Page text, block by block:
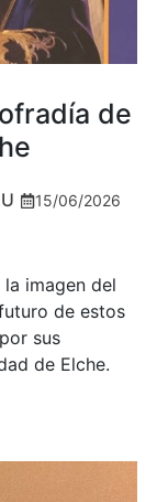
de
15/06/2026
imagen del
de estos
sus
de Elche.